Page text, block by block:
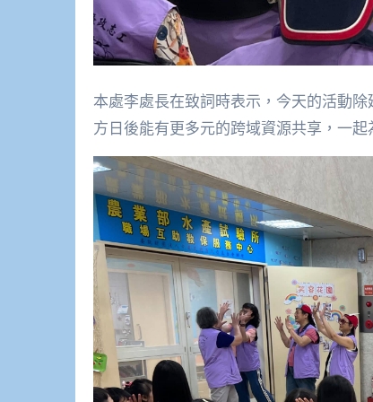
本處李處長在致詞時表示，今天的活動
方日後能有更多元的跨域資源共享，一起